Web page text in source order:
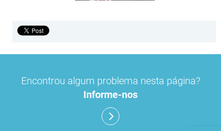
Encontrou algum problema nesta página?
Informe-nos